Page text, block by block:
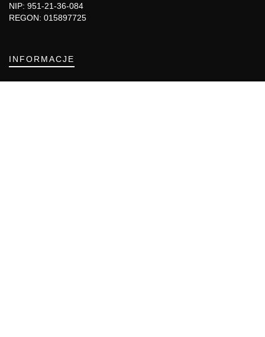
NIP: 951-21-36-084
REGON: 015897725
INFORMACJE